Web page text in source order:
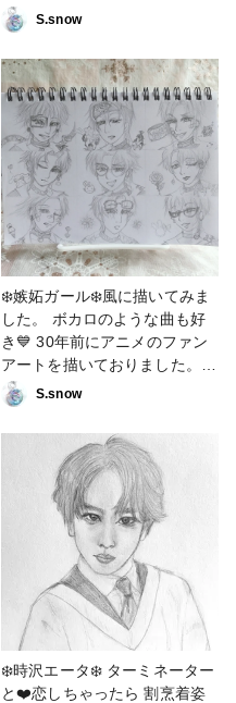
ープペン画
S.snow
❄️嫉妬ガール❄️風に描いてみま
した。 ボカロのような曲も好
き💙 30年前にアニメのファン
アートを描いておりました。
雑誌等に投稿したり、🇫🇷🇦🇺
🇹🇭のペンパル✉️✈️へ時々プレ
ゼントしたら大変喜んでくれ
💖推しの影響で、20年ぶりに
鬼滅の刃を見るようになり ま
た絵を描いてみたいと思うよう
になりました。 どうせなら…
Snow Manを描きたい！ と思
い、肖像画は中学生ぶりの挑戦
です。 画力が不安定ですが、
いつもあたたかく見て下さりあ
りがとうございます🙇‍♀️ #推し活
アート #ファンアート
S.snow
❄️時沢エータ❄️ ターミネーター
と❤️恋しちゃったら 割烹着姿